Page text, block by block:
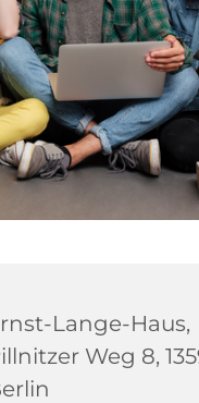
Lange-Haus,
Weg 8,